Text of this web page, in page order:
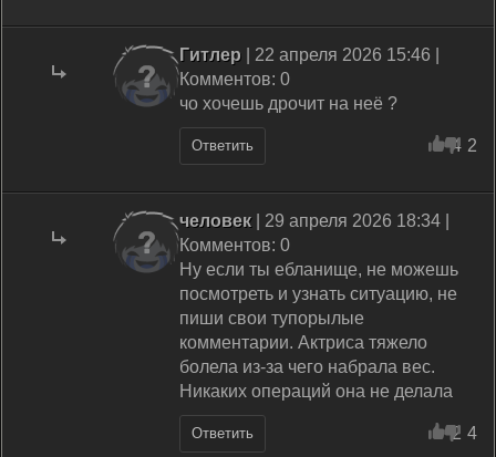
Гитлер | 22 апреля 2026 15:46 |
Комментов: 0
чо хочешь дрочит на неё ?
Ответить 4 2
человек| 29 апреля 2026 18:34 |
Комментов: 0
Ну если ты ебланище, не можешь
посмотреть и узнать ситуацию, не
пиши свои тупорылые
комментарии. Актриса тяжело
болела из-за чего набрала вес.
Никаких операций она не делала
Ответить 2 4